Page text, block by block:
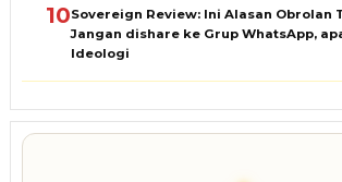
10Sovereign Review: Ini Alasan Obrolan
Jangan dishare ke Grup WhatsApp,
Ideologi